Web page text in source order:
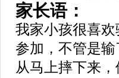
家长语：
我家小孩很喜
参加，不管是
从马上摔下来